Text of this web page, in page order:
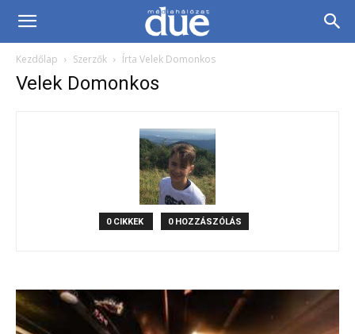
DUE
Médiahálózat…
Kezdőlap Szerzők Írta Velek Domonkos
Velek Domonkos
0 CIKKEK 0 HOZZÁSZÓLÁS